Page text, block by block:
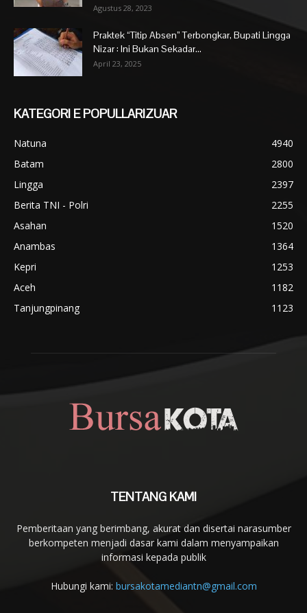
Agustus 28, 2023
Praktek “Titip Absen” Terbongkar, Bupati Lingga
Nizar : Ini Bukan Sekadar...
April 23, 2025
KATEGORI E POPULLARIZUAR
Natuna
4940
Batam
2800
Lingga
2397
Berita TNI - Polri
2255
Asahan
1520
Anambas
1364
Kepri
1253
Aceh
1182
Tanjungpinang
1123
TENTANG KAMI
Pemberitaan yang berimbang, akurat dan disertai narasumber
berkompeten menjadi dasar kami dalam menyampaikan
informasi kepada publik
Hubungi kami: bursakotamediantn@gmail.com